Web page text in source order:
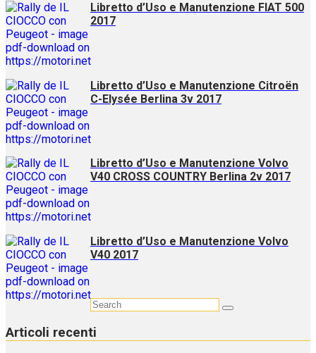
Libretto d’Uso e Manutenzione FIAT 500
2017
Libretto d’Uso e Manutenzione Citroën
C-Elysée Berlina 3v 2017
Libretto d’Uso e Manutenzione Volvo
V40 CROSS COUNTRY Berlina 2v 2017
Libretto d’Uso e Manutenzione Volvo
V40 2017
Articoli recenti